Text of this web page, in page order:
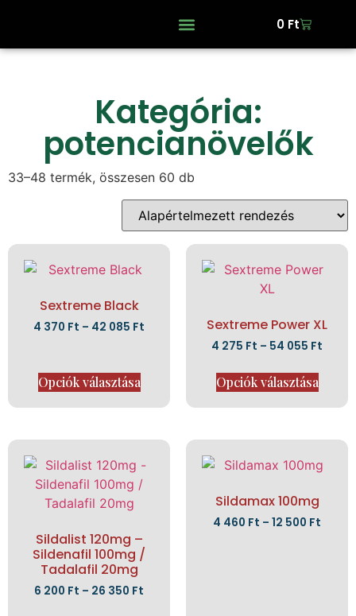
0 Ft
Kategória:
potencianövelők
33–48 termék, összesen 60 db
Sextreme Black
4 370 Ft – 42 085 Ft
Opciók választása
Sextreme Power XL
4 275 Ft – 54 055 Ft
Opciók választása
Sildalist 120mg –
Sildenafil 100mg /
Tadalafil 20mg
6 200 Ft – 26 350 Ft
Sildamax 100mg
4 460 Ft – 12 500 Ft